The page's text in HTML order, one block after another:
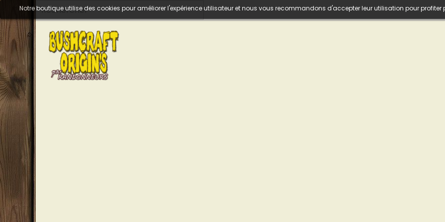
Notre boutique utilise des cookies pour améliorer l'expérience utilisateur et nous vous recommandons d'accepter leur utilisation pour